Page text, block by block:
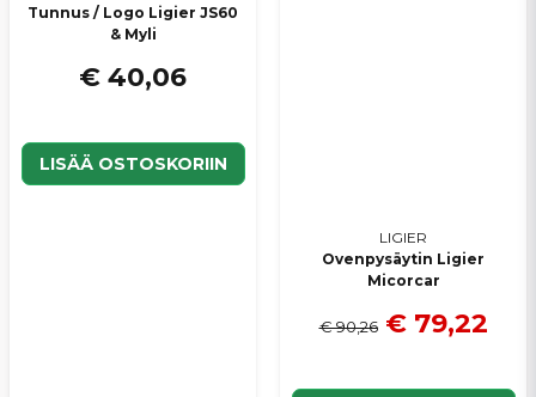
Tunnus / Logo Ligier JS60
& Myli
€ 40,06
LISÄÄ OSTOSKORIIN
LIGIER
Ovenpysäytin Ligier
Micorcar
€ 90,26 € 79,22